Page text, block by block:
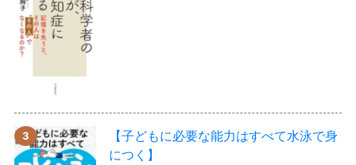
【子どもに必要な能力はすべて水泳で身
につく】